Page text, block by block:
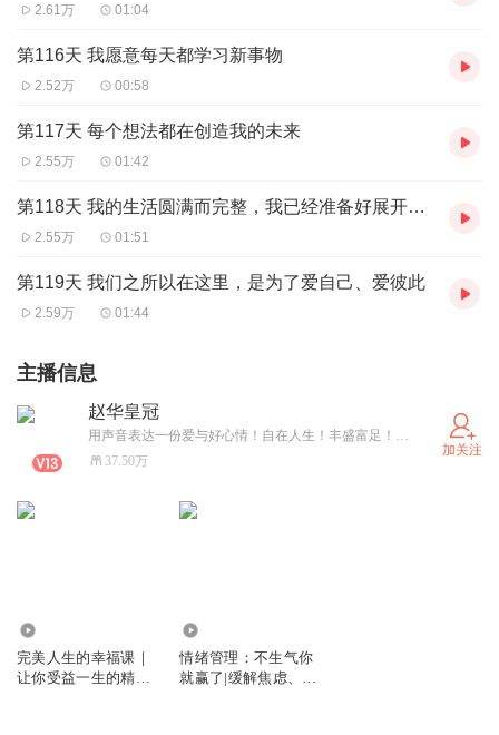
2.61万 01:04
第116天 我愿意每天都学习新事物
2.52万 00:58
第117天 每个想法都在创造我的未来
2.55万 01:42
第118天 我的生活圆满而完整，我已经准备好展开新冒险了！
2.55万 01:51
第119天 我们之所以在这里，是为了爱自己、爱彼此
2.59万 01:44
主播信息
赵华皇冠
用声音表达一份爱与好心情！自在人生！丰盛富足！（微信：18635406823）
37.50万
加关注
完美人生的幸福课｜
让你受益一生的精神
情绪管理：不生气你
就赢了|缓解焦虑、压